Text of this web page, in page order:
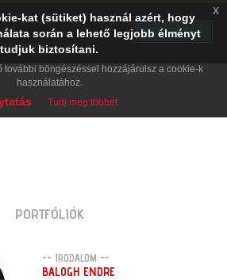
PORTFÓLIÓK
-- IRODALOM --
BALOGH ENDRE
kat (sütiket) használ azért, hogy
során a lehető legjobb élményt
tudjuk biztosítani.
további böngészéssel hozzájárulsz a cookie-k
használatához.
Tudj meg többet
x
Play
TELEPÍTÉS